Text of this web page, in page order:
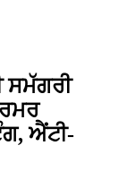
ਸਮੱਗਰੀ
ਐਂਟੀ-